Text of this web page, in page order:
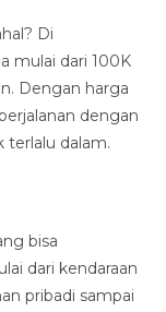
Di
mulai dari 100K
Dengan harga
dengan
terlalu dalam.
bisa
dari kendaraan
pribadi sampai